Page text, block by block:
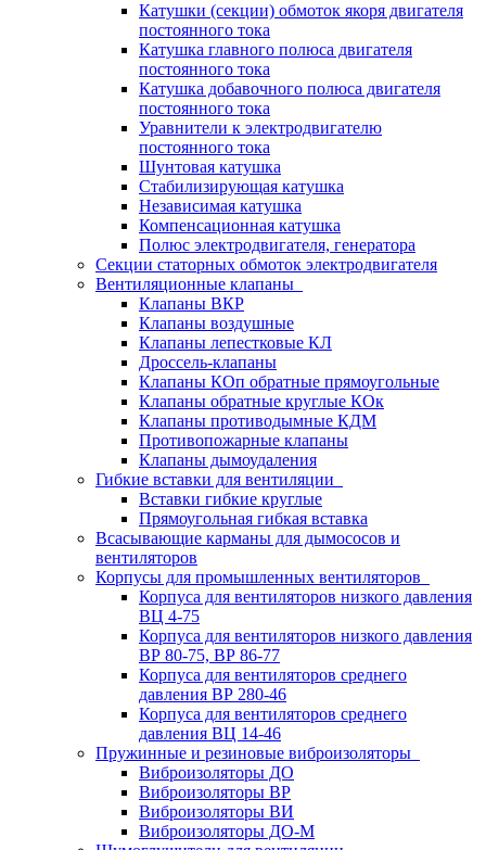
Катушки (секции) обмоток якоря двигателя
постоянного тока
Катушка главного полюса двигателя
постоянного тока
Катушка добавочного полюса двигателя
постоянного тока
Уравнители к электродвигателю
постоянного тока
Шунтовая катушка
Стабилизирующая катушка
Независимая катушка
Компенсационная катушка
Полюс электродвигателя, генератора
Секции статорных обмоток электродвигателя
Вентиляционные клапаны
Клапаны ВКР
Клапаны воздушные
Клапаны лепестковые КЛ
Дроссель-клапаны
Клапаны КОп обратные прямоугольные
Клапаны обратные круглые КОк
Клапаны противодымные КДМ
Противопожарные клапаны
Клапаны дымоудаления
Гибкие вставки для вентиляции
Вставки гибкие круглые
Прямоугольная гибкая вставка
Всасывающие карманы для дымососов и
вентиляторов
Корпусы для промышленных вентиляторов
Корпуса для вентиляторов низкого давления
ВЦ 4-75
Корпуса для вентиляторов низкого давления
ВР 80-75, ВР 86-77
Корпуса для вентиляторов среднего
давления ВР 280-46
Корпуса для вентиляторов среднего
давления ВЦ 14-46
Пружинные и резиновые виброизоляторы
Виброизоляторы ДО
Виброизоляторы ВР
Виброизоляторы ВИ
Виброизоляторы ДО-М